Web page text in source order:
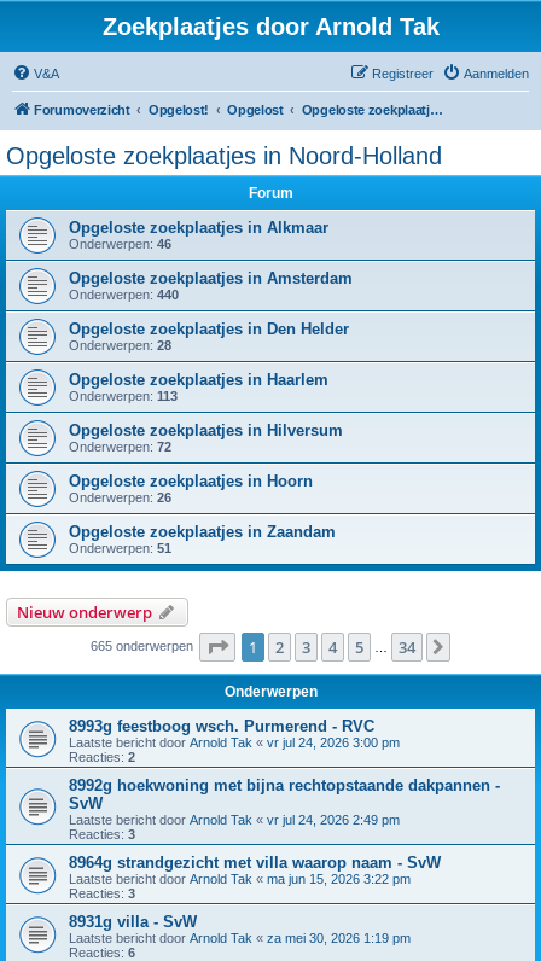
Zoekplaatjes door Arnold Tak
V&A Aanmelden
Registreer
Forumoverzicht Opgelost! Opgelost Opgeloste zoekplaatjes in Noord-Holland
Opgeloste zoekplaatjes in Noord-Holland
Forum
Opgeloste zoekplaatjes in Alkmaar
Onderwerpen: 46
Opgeloste zoekplaatjes in Amsterdam
Onderwerpen: 440
Opgeloste zoekplaatjes in Den Helder
Onderwerpen: 28
Opgeloste zoekplaatjes in Haarlem
Onderwerpen: 113
Opgeloste zoekplaatjes in Hilversum
Onderwerpen: 72
Opgeloste zoekplaatjes in Hoorn
Onderwerpen: 26
Opgeloste zoekplaatjes in Zaandam
Onderwerpen: 51
Nieuw onderwerp
665 onderwerpen Pagina van 34
1 2 3 4 5 34
Onderwerpen
8993g feestboog wsch. Purmerend - RVC
Laatste bericht door Arnold Tak « vr jul 24, 2026 3:00 pm
Reacties: 2
8992g hoekwoning met bijna rechtopstaande dakpannen -
SvW
Laatste bericht door Arnold Tak « vr jul 24, 2026 2:49 pm
Reacties: 3
8964g strandgezicht met villa waarop naam - SvW
Laatste bericht door Arnold Tak « ma jun 15, 2026 3:22 pm
Reacties: 3
8931g villa - SvW
Laatste bericht door Arnold Tak « za mei 30, 2026 1:19 pm
Reacties: 6